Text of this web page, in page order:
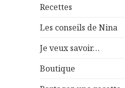
Recettes
Les conseils de Nina
Je veux savoir…
Boutique